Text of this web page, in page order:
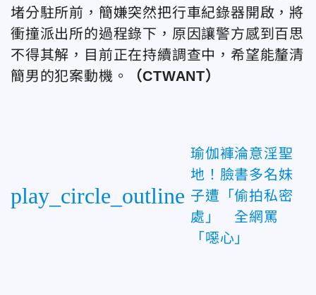
堵分駐所前，簡嫌突然把行車紀錄器開啟，將
衝撞派出所的過程錄下，原因讓警方感到百思
不得其解，目前正在持續調查中，希望能釐清
簡男的犯案動機。
（CTWANT）
play_circle_outline
瑜伽褲淪意淫聖
地！臉書多名妹
子遭「偷拍私密
處」 全網罵
「噁心」